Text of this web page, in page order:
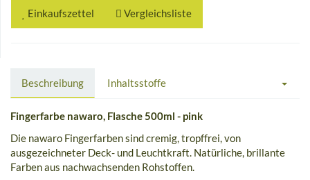
Einkaufszettel Vergleichsliste
Beschreibung Inhaltsstoffe
Fingerfarbe nawaro, Flasche 500ml - pink
Die nawaro Fingerfarben sind cremig, tropffrei, von
ausgezeichneter Deck- und Leuchtkraft. Natürliche, brillante
Farben aus nachwachsenden Rohstoffen.